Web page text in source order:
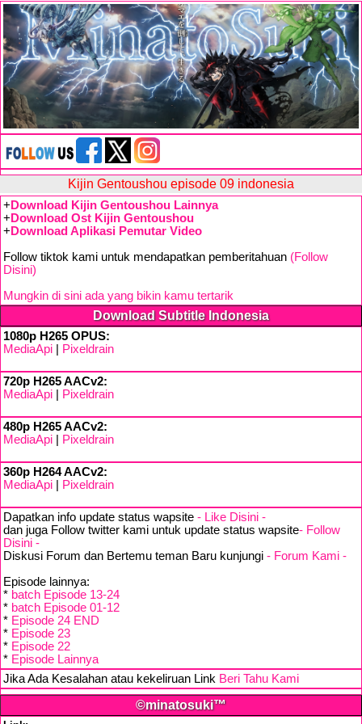
Kijin Gentoushou episode 09 indonesia
+ Download Kijin Gentoushou Lainnya
+ Download Ost Kijin Gentoushou
+ Download Aplikasi Pemutar Video
Follow tiktok kami untuk mendapatkan pemberitahuan (Follow
Disini)
Mungkin di sini ada yang bikin kamu tertarik
Download Subtitle Indonesia
1080p H265 OPUS:
MediaApi
Pixeldrain
720p H265 AACv2:
MediaApi
Pixeldrain
480p H265 AACv2:
MediaApi
Pixeldrain
360p H264 AACv2:
MediaApi
Pixeldrain
Dapatkan info update status wapsite - Like Disini -
dan juga Follow twitter kami untuk update status wapsite- Follow
Disini -
Diskusi Forum dan Bertemu teman Baru kunjungi - Forum Kami -
Episode lainnya:
* batch Episode 13-24
* batch Episode 01-12
* Episode 24 END
* Episode 23
* Episode 22
* Episode Lainnya
Jika Ada Kesalahan atau kekeliruan Link Beri Tahu Kami
©minatosuki™